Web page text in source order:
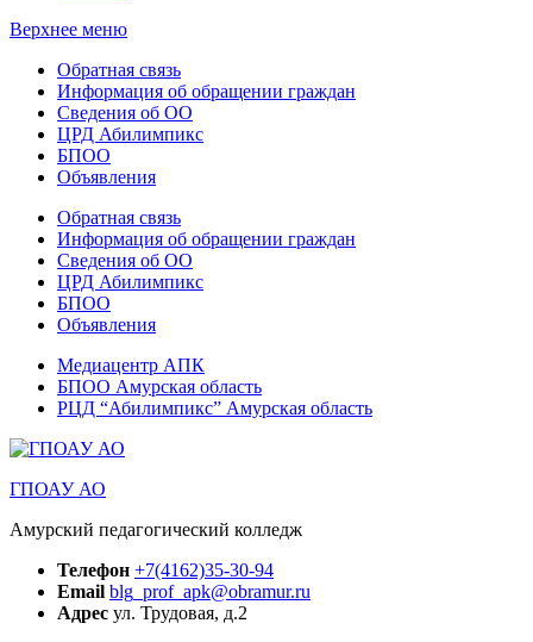
Верхнее меню
Обратная связь
Информация об обращении граждан
Сведения об ОО
ЦРД Абилимпикс
БПОО
Объявления
Обратная связь
Информация об обращении граждан
Сведения об ОО
ЦРД Абилимпикс
БПОО
Объявления
Медиацентр АПК
БПОО Амурская область
РЦД “Абилимпикс” Амурская область
ГПОАУ АО
Амурский педагогический колледж
Телефон +7(4162)35-30-94
Email blg_prof_apk@obramur.ru
Адрес ул. Трудовая, д.2